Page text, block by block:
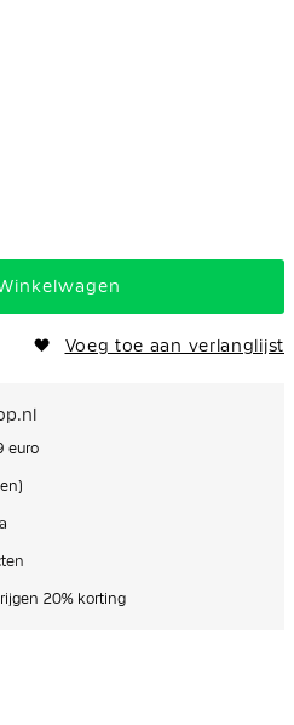
Voeg toe aan verlanglijst
euro
20% korting